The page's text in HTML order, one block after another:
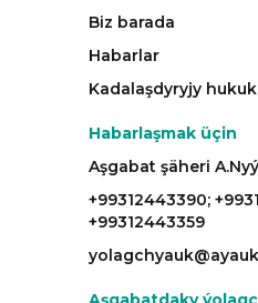
Biz barada
Habarlar
Kadalaşdyryjy
Habarlaşmak üçin
Aşgabat şäheri
+99312443390;
+99312443359